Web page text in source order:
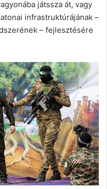
játssza át, vagy
infrastruktúrájának –
– fejlesztésére